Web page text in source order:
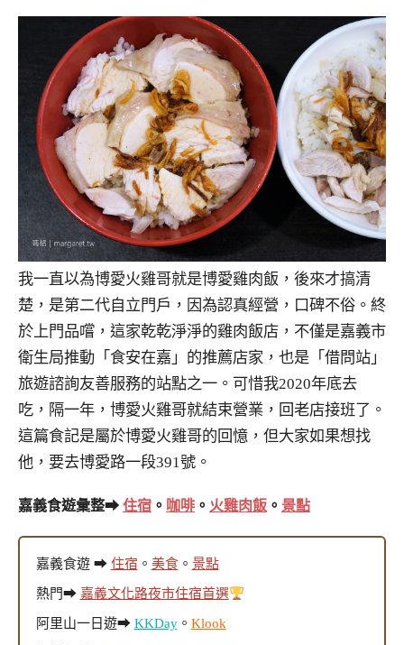
我一直以為博愛火雞哥就是博愛雞肉飯，後來才搞清
楚，是第二代自立門戶，因為認真經營，口碑不俗。終
於上門品嚐，這家乾乾淨淨的雞肉飯店，不僅是嘉義市
衛生局推動「食安在嘉」的推薦店家，也是「借問站」
旅遊諮詢友善服務的站點之一。可惜我2020年底去
吃，隔一年，博愛火雞哥就結束營業，回老店接班了。
這篇食記是屬於博愛火雞哥的回憶，但大家如果想找
他，要去博愛路一段391號。
嘉義食遊彙整➡ 住宿 。 咖啡 。 火雞肉飯 。 景點
嘉義食遊 ➡ 住宿 。 美食。 景點
熱門➡ 嘉義文化路夜市住宿首選
阿里山一日遊➡ KKDay。 Klook